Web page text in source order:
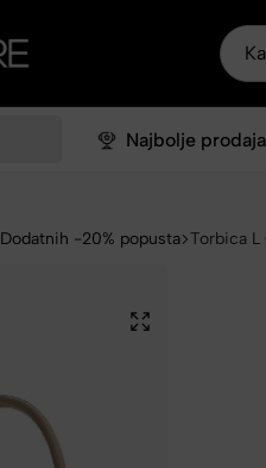
Najbolje
Dodatnih -20% popusta Torbica